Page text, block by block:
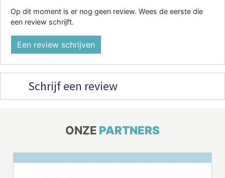
Op dit moment is er nog geen review. Wees de eerste die
een review schrijft.
Een review schrijven
Schrijf een review
ONZE PARTNERS